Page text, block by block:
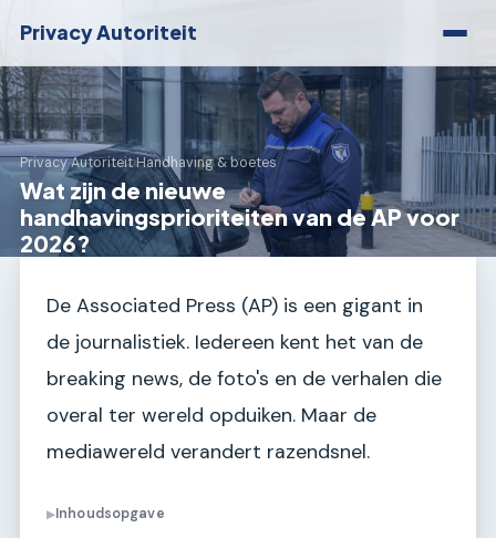
Privacy Autoriteit
Privacy Autoriteit›Handhaving & boetes
Wat zijn de nieuwe
handhavingsprioriteiten van de AP voor
2026?
De Associated Press (AP) is een gigant in
de journalistiek. Iedereen kent het van de
breaking news, de foto's en de verhalen die
overal ter wereld opduiken. Maar de
mediawereld verandert razendsnel.
▶Inhoudsopgave